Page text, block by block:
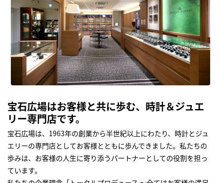
宝石広場はお客様と共に歩む、時計＆ジュエ
リー専門店です。
宝石広場は、1963年の創業から半世紀以上にわたり、時計とジュ
エリーの専門店としてお客様とともに歩んできました。私たちの
歩みは、お客様の人生に寄り添うパートナーとしての役割を担っ
ています。